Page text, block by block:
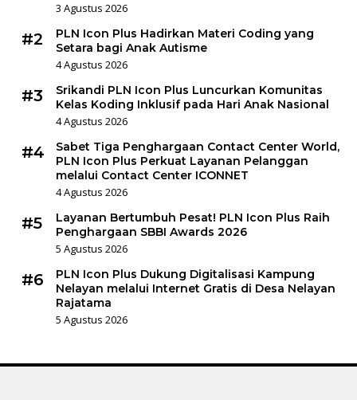
3 Agustus 2026
#2
PLN Icon Plus Hadirkan Materi Coding yang
Setara bagi Anak Autisme
4 Agustus 2026
#3
Srikandi PLN Icon Plus Luncurkan Komunitas
Kelas Koding Inklusif pada Hari Anak Nasional
4 Agustus 2026
#4
Sabet Tiga Penghargaan Contact Center World,
PLN Icon Plus Perkuat Layanan Pelanggan
melalui Contact Center ICONNET
4 Agustus 2026
#5
Layanan Bertumbuh Pesat! PLN Icon Plus Raih
Penghargaan SBBI Awards 2026
5 Agustus 2026
#6
PLN Icon Plus Dukung Digitalisasi Kampung
Nelayan melalui Internet Gratis di Desa Nelayan
Rajatama
5 Agustus 2026